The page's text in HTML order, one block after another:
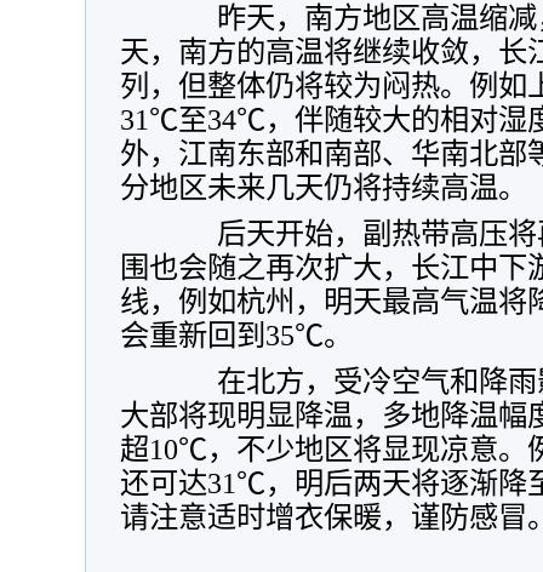
昨天，南方地区高温缩减
天，南方的高温将继续收敛，长
列，但整体仍将较为闷热。例如
31℃至34℃，伴随较大的相对湿
外，江南东部和南部、华南北部
分地区未来几天仍将持续高温。
后天开始，副热带高压将
围也会随之再次扩大，长江中下
线，例如杭州，明天最高气温
会重新回到35℃。
在北方，受冷空气和降雨
大部将现明显降温，多地降温
超10℃，不少地区将显现凉意。
还可达31℃，明后两天将逐渐降
请注意适时增衣保暖，谨防感冒